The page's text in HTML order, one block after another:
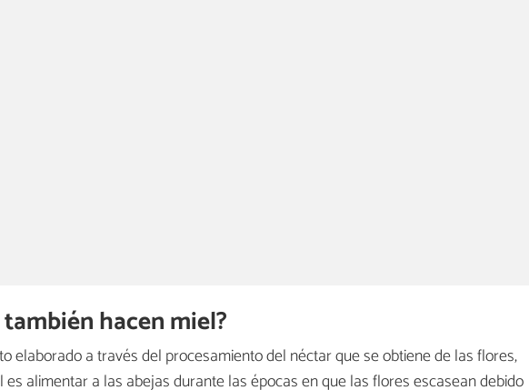
también hacen miel?
elaborado a través del procesamiento del néctar que se obtiene de las flores,
es alimentar a las abejas durante las épocas en que las flores escasean debido